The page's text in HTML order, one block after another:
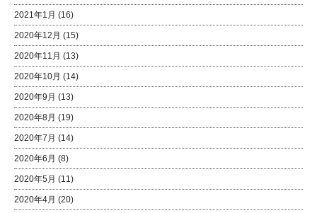
2021年1月 (16)
2020年12月 (15)
2020年11月 (13)
2020年10月 (14)
2020年9月 (13)
2020年8月 (19)
2020年7月 (14)
2020年6月 (8)
2020年5月 (11)
2020年4月 (20)